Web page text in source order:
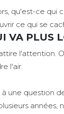
qu'est-ce
ce qui se
VA PLUS
l'attention.
l'air.
une question
années,